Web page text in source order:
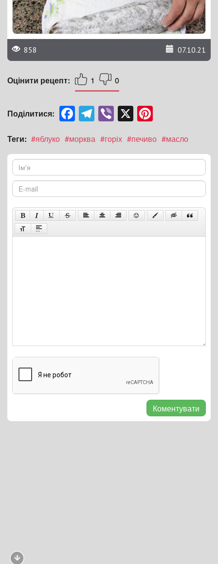
858 07.10.21
Оцінити рецепт: 1 0
Поділитися: FacebookTelegramViber X
Теги: #яблуко #морква #горіх #печиво #масло
Коментувати